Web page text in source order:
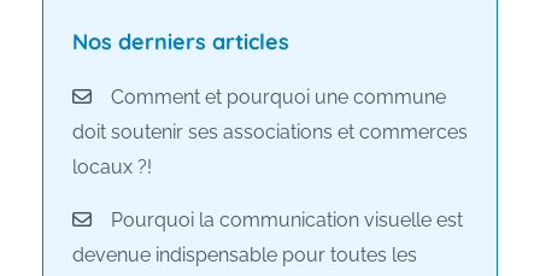
Nos derniers articles
Comment et pourquoi une commune
doit soutenir ses associations et commerces
locaux ?!
Pourquoi la communication visuelle est
devenue indispensable pour toutes les